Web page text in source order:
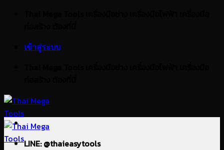
เข้าสู่ระบบ
LINE: @thaieasytools